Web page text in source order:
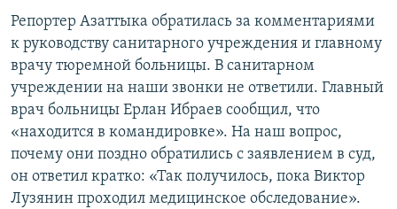
Репортер Азаттыка обратилась за комментариями
к руководству санитарного учреждения и главному
врачу тюремной больницы. В санитарном
учреждении на наши звонки не ответили. Главный
врач больницы Ерлан Ибраев сообщил, что
«находится в командировке». На наш вопрос,
почему они поздно обратились с заявлением в суд,
он ответил кратко: «Так получилось, пока Виктор
Лузянин проходил медицинское обследование».